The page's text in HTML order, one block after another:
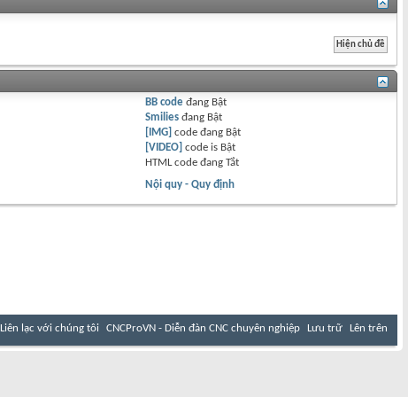
BB code đang Bật
Smilies đang Bật
[IMG] code đang Bật
[VIDEO] code is Bật
HTML code đangTắt
Nội quy - Quy định
Liên lạc với chúng tôi CNCProVN - Diễn đàn CNC chuyên nghiệp Lưu trữ Lên trên